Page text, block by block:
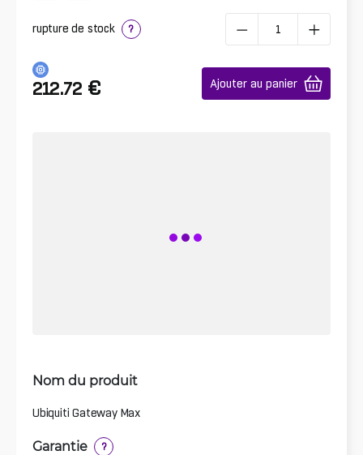
rupture de stock ?
212.72 € Ajouter au panier
Nom du produit
Ubiquiti Gateway Max
Garantie ?